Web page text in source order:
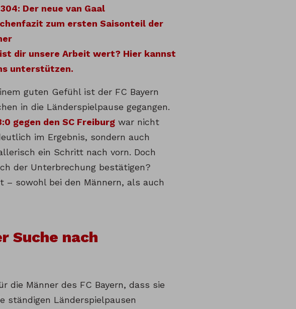
304: Der neue van Gaal
zum ersten Saisonteil der
dir unsere Arbeit wert? Hier kannst
unterstützen.
guten Gefühl ist der FC Bayern
in die Länderspielpause gegangen.
gegen den SC Freiburg war nicht
im Ergebnis, sondern auch
ein Schritt nach vorn. Doch
der Unterbrechung bestätigen?
sowohl bei den Männern, als auch
Suche nach
die Männer des FC Bayern, dass sie
ständigen Länderspielpausen